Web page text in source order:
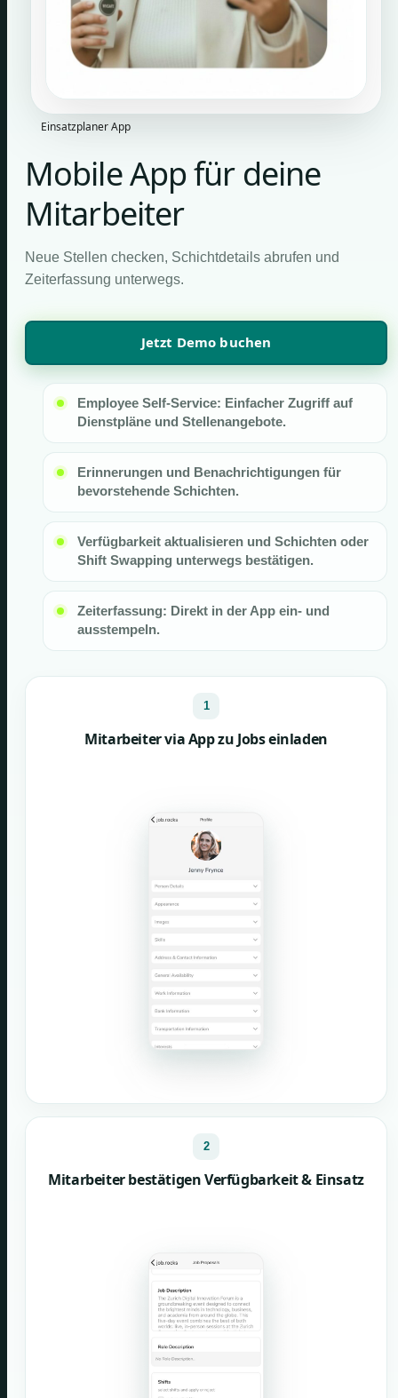
Einsatzplaner App
Mobile App für deine
Mitarbeiter
Neue Stellen checken, Schichtdetails abrufen und
Zeiterfassung unterwegs.
Jetzt Demo buchen
Employee Self-Service: Einfacher Zugriff auf
Dienstpläne und Stellenangebote.
Erinnerungen und Benachrichtigungen für
bevorstehende Schichten.
Verfügbarkeit aktualisieren und Schichten oder
Shift Swapping unterwegs bestätigen.
Zeiterfassung: Direkt in der App ein- und
ausstempeln.
1
Mitarbeiter via App zu Jobs einladen
2
Mitarbeiter bestätigen Verfügbarkeit & Einsatz